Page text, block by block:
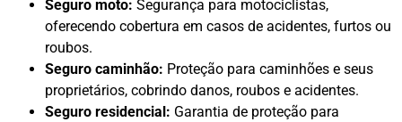
Seguro moto: Segurança para motociclistas,
oferecendo cobertura em casos de acidentes, furtos ou
roubos.
Seguro caminhão: Proteção para caminhões e seus
proprietários, cobrindo danos, roubos e acidentes.
Seguro residencial: Garantia de proteção para